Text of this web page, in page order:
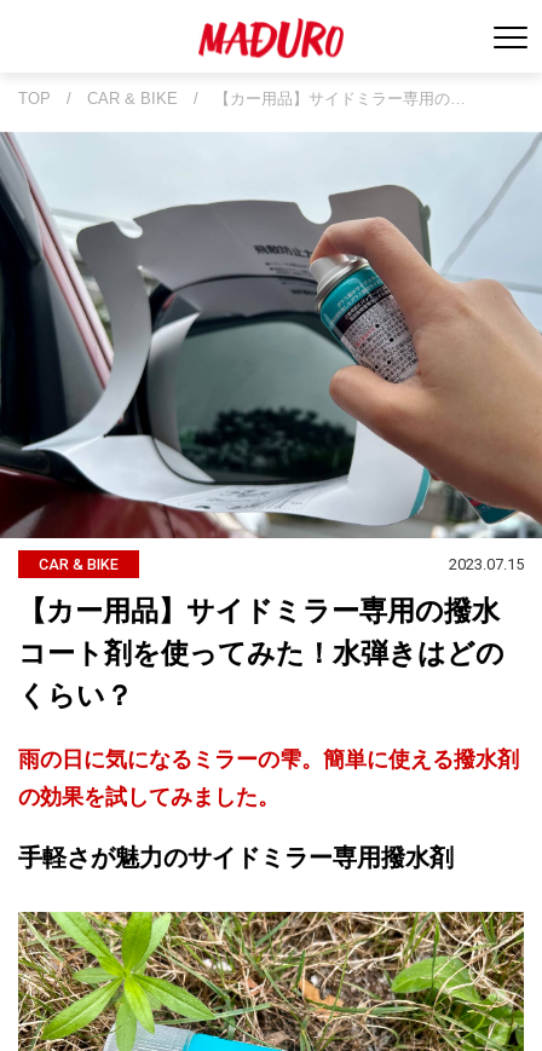
TOP / CAR & BIKE / 【カー用品】サイドミラー専用の…
CAR & BIKE 2023.07.15
【カー用品】サイドミラー専用の撥水
コート剤を使ってみた！水弾きはどの
くらい？
雨の日に気になるミラーの雫。簡単に使える撥水剤
の効果を試してみました。
手軽さが魅力のサイドミラー専用撥水剤